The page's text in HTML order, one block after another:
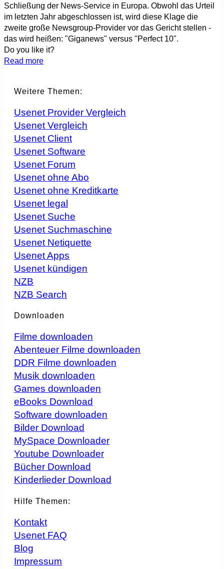
Schließung der News-Service in Europa. Obwohl das Urteil
im letzten Jahr abgeschlossen ist, wird diese Klage die
zweite große Newsgroup-Provider vor das Gericht stellen -
das wird heißen: "Giganews" versus "Perfect 10".
Do you like it?
Read more
Weitere Themen:
Usenet Provider Vergleich
Usenet Vergleich
Usenet Client
Usenet Software
Usenet Forum
Usenet ohne Abo
Usenet ohne Kreditkarte
Usenet legal
Usenet Suche
Usenet Suchmaschine
Usenet Netiquette
Usenet Apps
Usenet kündigen
NZB
NZB Search
Downloaden
Filme downloaden
Abenteuer Filme downloaden
DDR Filme downloaden
Musik downloaden
Games downloaden
eBooks Download
Software downloaden
Bilder Download
MySpace Downloader
Youtube Downloader
Bücher Download
Kinderlieder Download
Hilfe Themen:
Kontakt
Usenet FAQ
Blog
Impressum